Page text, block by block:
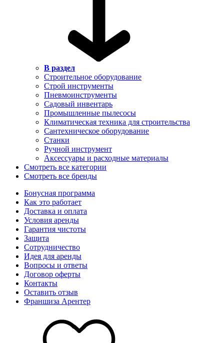
В раздел
Строительное оборудование
Строй инструменты
Пневмоинструменты
Садовый инвентарь
Промышленные пылесосы
Климатическая техника для строительства
Сантехническое оборудование
Станки
Ручной инструмент
Аксессуары и расходные материалы
Смотреть все категории
Смотреть все бренды
Бонусная программа
Как это работает
Доставка и оплата
Условия аренды
Гарантия чистоты
Защита
Сотрудничество
Идея для аренды
Вопросы и ответы
Договор оферты
Контакты
Оставить отзыв
Франшиза Арентер